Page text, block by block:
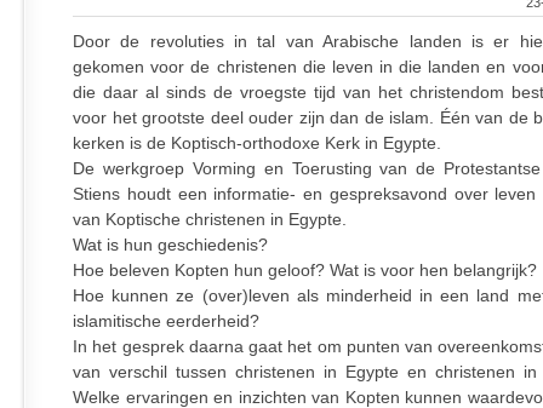
Door de revoluties in tal van Arabische landen is er
gekomen voor de christenen die leven in die landen en
die daar al sinds de vroegste tijd van het christendom
voor het grootste deel ouder zijn dan de islam. Één van de
kerken is de Koptisch-orthodoxe Kerk in Egypte.
De werkgroep Vorming en Toerusting van de
Stiens houdt een informatie- en gespreksavond over leven
van Koptische christenen in Egypte.
Wat is hun geschiedenis?
Hoe beleven Kopten hun geloof? Wat is voor hen belangrijk?
Hoe kunnen ze (over)leven als minderheid in een land
islamitische eerderheid?
In het gesprek daarna gaat het om punten van
van verschil tussen christenen in Egypte en christenen in
Welke ervaringen en inzichten van Kopten kunnen